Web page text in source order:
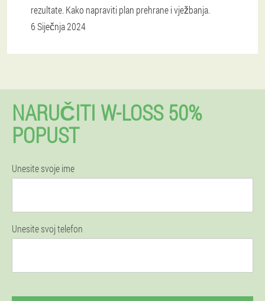
rezultate. Kako napraviti plan prehrane i vježbanja.
6 Siječnja 2024
NARUČITI W-LOSS 50%
POPUST
Unesite svoje ime
Unesite svoj telefon